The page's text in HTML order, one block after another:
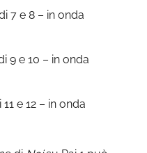
7 e 8 – in onda
9 e 10 – in onda
e 12 – in onda